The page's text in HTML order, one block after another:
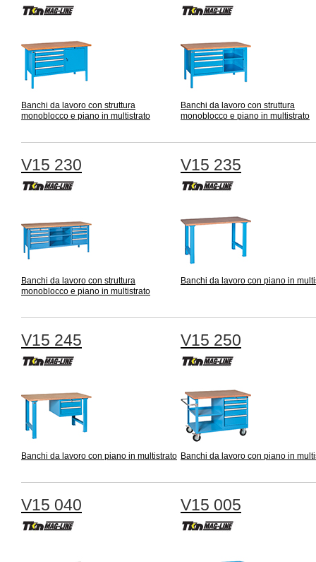
Banchi da lavoro con struttura
monoblocco e piano in multistrato
Banchi da lavoro con struttura
monoblocco e piano in multistrato
V15 230
Banchi da lavoro con struttura
monoblocco e piano in multistrato
V15 235
Banchi da lavoro con piano in
V15 245
Banchi da lavoro con piano in multistrato
V15 250
Banchi da lavoro con piano in
V15 040 V15 005